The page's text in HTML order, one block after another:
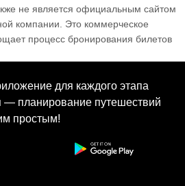
не является официальным сайтом
компании. Это коммерческое
процесс бронирования билетов
для каждого этапа
— планирование путешествий
простым!